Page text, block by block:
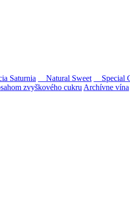
Saturnia Natural Sweet Special
zvyškového cukru Archívne vína
sólo spracované vína z tokajských